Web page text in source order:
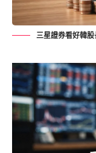
三星證券看好韓